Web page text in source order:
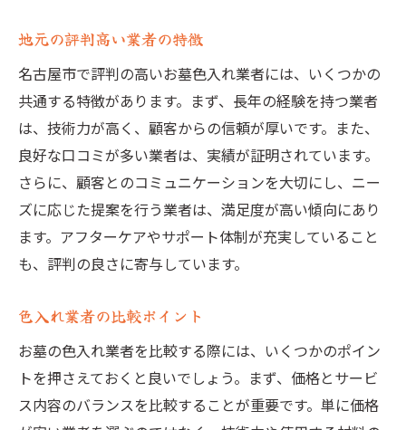
地元の評判高い業者の特徴
名古屋市で評判の高いお墓色入れ業者には、いくつかの
共通する特徴があります。まず、長年の経験を持つ業者
は、技術力が高く、顧客からの信頼が厚いです。また、
良好な口コミが多い業者は、実績が証明されています。
さらに、顧客とのコミュニケーションを大切にし、ニー
ズに応じた提案を行う業者は、満足度が高い傾向にあり
ます。アフターケアやサポート体制が充実していること
も、評判の良さに寄与しています。
色入れ業者の比較ポイント
お墓の色入れ業者を比較する際には、いくつかのポイン
トを押さえておくと良いでしょう。まず、価格とサービ
ス内容のバランスを比較することが重要です。単に価格